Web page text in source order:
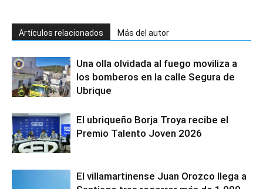
Artículos relacionados Más del autor
Una olla olvidada al fuego moviliza a
los bomberos en la calle Segura de
Ubrique
El ubriqueño Borja Troya recibe el
Premio Talento Joven 2026
El villamartinense Juan Orozco llega a